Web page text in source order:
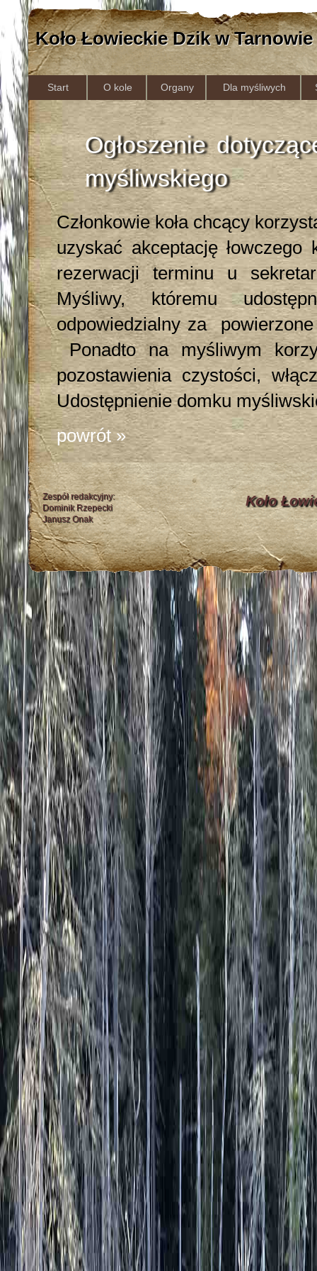
Koło Łowieckie Dzik w Tarnowie
Start O kole Organy Dla myśliwych
Ogłoszenie
myśliwskiego
Członkowie koła chcący
uzyskać akceptację
rezerwacji terminu u
Myśliwy, któremu
odpowiedzialny za
Ponadto na myśliwym
pozostawienia czystości,
Udostępnienie domku
powrót »
Zespół redakcyjny:
Dominik Rzepecki
Janusz Onak
Koło